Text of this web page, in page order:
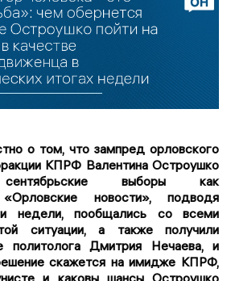
о том, что зампред орловского
КПРФ Валентина Остроушко
выборы как
новости», подводя
недели, пообщались со всеми
ситуации, а также получили
политолога Дмитрия Нечаева, и
скажется на имидже КПРФ,